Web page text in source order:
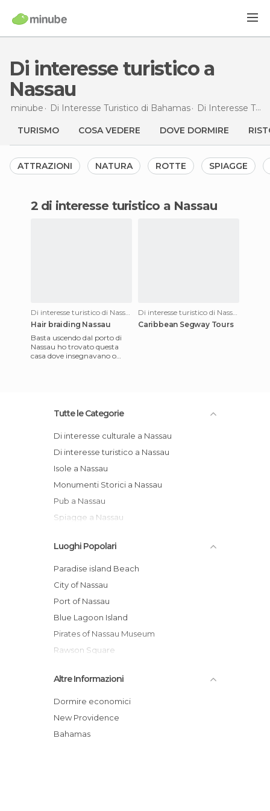
Di interesse turistico a
Nassau
minube Di Interesse Turistico di Bahamas Di Interesse Turistico di
TURISMO COSA VEDERE DOVE DORMIRE
ATTRAZIONI NATURA ROTTE SPIAGGE
2 di interesse turistico a Nassau
Di interesse turistico di Nassau
Hair braiding Nassau
Basta uscendo dal porto di
Nassau ho trovato questa
casa dove insegnavano o
Di interesse turistico di Nassau
Caribbean Segway Tours
Tutte le Categorie
Di interesse culturale a Nassau
Di interesse turistico a Nassau
Isole a Nassau
Monumenti Storici a Nassau
Pub a Nassau
Spiagge a Nassau
Luoghi Popolari
Paradise island Beach
City of Nassau
Port of Nassau
Blue Lagoon Island
Pirates of Nassau Museum
Rawson Square
Hair braiding Nassau
Parliament of Nassau
Sir Milo Boughton Butler Statue
Pub Señor Frog's
Altre Informazioni
Dormire economici
New Providence
Bahamas